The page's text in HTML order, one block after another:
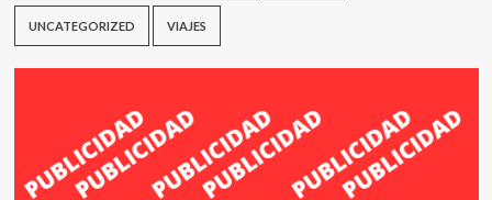
UNCATEGORIZED VIAJES